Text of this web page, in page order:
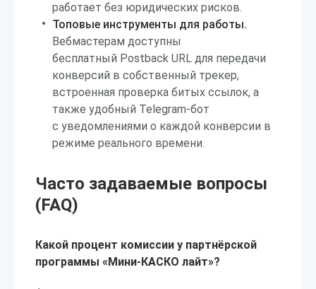
работает без юридических рисков.
Топовые инструменты для работы.
Вебмастерам доступны
бесплатный Postback URL для передачи
конверсий в собственный трекер,
встроенная проверка битых ссылок, а
также удобный Telegram-бот
с уведомлениями о каждой конверсии в
режиме реального времени.
Часто задаваемые вопросы
(FAQ)
Какой процент комиссии у партнёрской
программы «Мини-КАСКО лайт»?